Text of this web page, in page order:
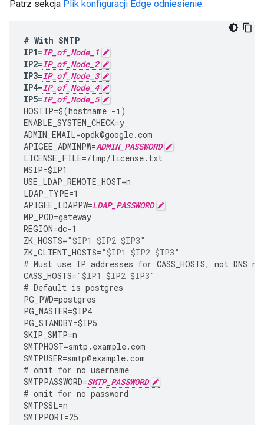
Patrz sekcja Plik konfiguracji Edge odniesienie.
# With SMTP
IP1=IP_of_Node_1
IP2=IP_of_Node_2
IP3=IP_of_Node_3
IP4=IP_of_Node_4
IP5=IP_of_Node_5
HOSTIP=$(hostname -i)
ENABLE_SYSTEM_CHECK=y
ADMIN_EMAIL=opdk@google.com
APIGEE_ADMINPW=ADMIN_PASSWORD
LICENSE_FILE=/tmp/license.txt
MSIP=$IP1
USE_LDAP_REMOTE_HOST=n
LDAP_TYPE=1
APIGEE_LDAPPW=LDAP_PASSWORD
MP_POD=gateway
REGION=dc-1
ZK_HOSTS="$IP1 $IP2 $IP3"
ZK_CLIENT_HOSTS="$IP1 $IP2 $IP3"
# Must use IP addresses for CASS_HOSTS, not DNS
CASS_HOSTS="$IP1 $IP2 $IP3"
# Default is postgres
PG_PWD=postgres
PG_MASTER=$IP4
PG_STANDBY=$IP5
SKIP_SMTP=n
SMTPHOST=smtp . example.com
SMTPUSER=smtp@example.com
# omit for no username
SMTPPASSWORD=SMTP_PASSWORD
# omit for no password
SMTPSSL=n
SMTPPORT=25